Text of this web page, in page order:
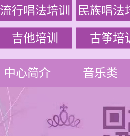
流行唱法培训 民族唱法
吉他培训 古筝培
中心简介 音乐类